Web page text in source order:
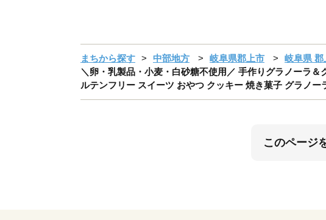
まちから探す 中部地方 岐阜県郡上市
岐阜県
＼卵・乳製品・小麦・白砂糖不使用／ 手作りグラノーラ
ルテンフリー スイーツ おやつ クッキー 焼き菓子 グラノー
このページ